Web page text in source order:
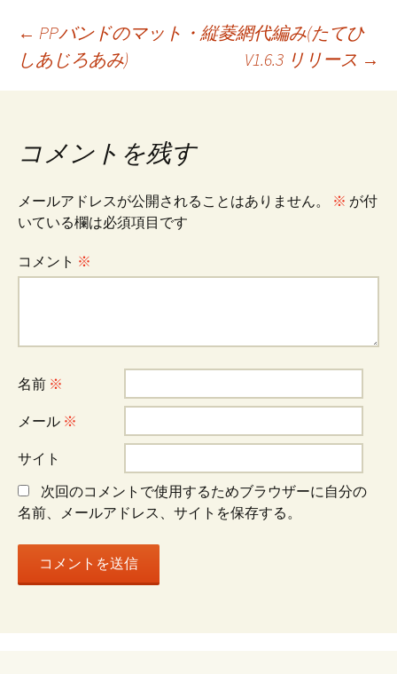
o
o
k
er
es
t
投
稿
ナ
ビ
ゲ
シ
ョ
ン
← PPバンドのマット・縦菱網代編み(たてひ
しあじろあみ)
V1.6.3 リリース →
コメントを残す
メールアドレスが公開されることはありません。 ※ が付
いている欄は必須項目です
コメント ※
名前 ※
メール ※
サイト
次回のコメントで使用するためブラウザーに自分の
名前、メールアドレス、サイトを保存する。